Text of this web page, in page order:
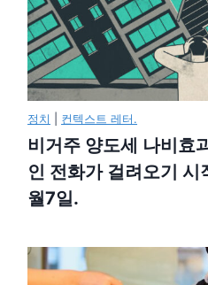
정치 컨텍스트 레터.
비거주 양도세 나비효
인 전화가 걸려오기
월7일.